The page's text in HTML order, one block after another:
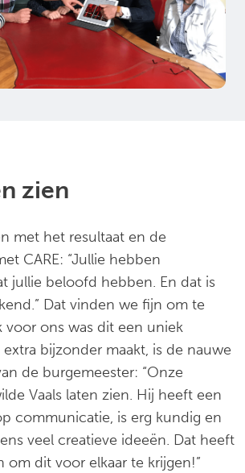
zien
met het resultaat en de
CARE: “Jullie hebben
jullie beloofd hebben. En dat is
Dat vinden we fijn om te
voor ons was dit een uniek
bijzonder maakt, is de nauwe
de burgemeester: “Onze
Vaals laten zien. Hij heeft een
communicatie, is erg kundig en
veel creatieve ideeën. Dat heeft
om dit voor elkaar te krijgen!”